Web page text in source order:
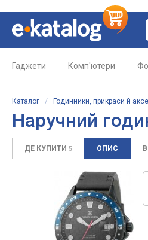
Гаджети Комп'ютери
Каталог / Годинники, прикраси й
Наручний
ДЕ КУПИТИ 5 ОПИС